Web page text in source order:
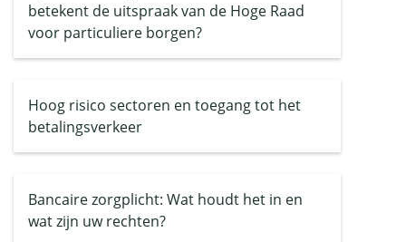
betekent de uitspraak van de Hoge Raad
voor particuliere borgen?
Hoog risico sectoren en toegang tot het
betalingsverkeer
Bancaire zorgplicht: Wat houdt het in en
wat zijn uw rechten?